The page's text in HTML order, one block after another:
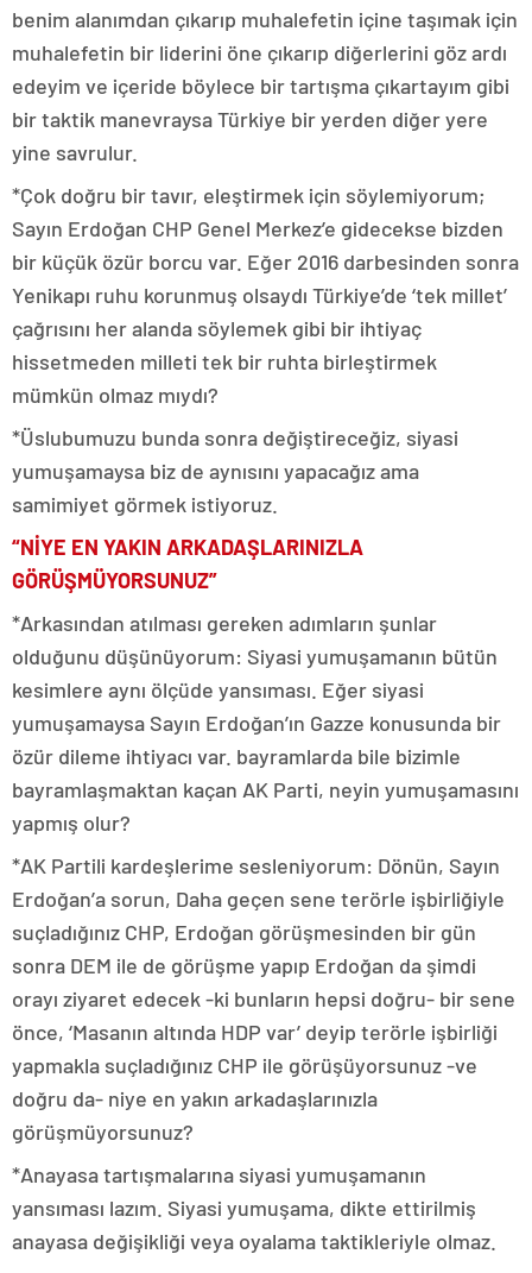
benim alanımdan çıkarıp muhalefetin içine taşımak için
muhalefetin bir liderini öne çıkarıp diğerlerini göz ardı
edeyim ve içeride böylece bir tartışma çıkartayım gibi
bir taktik manevraysa Türkiye bir yerden diğer yere
yine savrulur.
*Çok doğru bir tavır, eleştirmek için söylemiyorum;
Sayın Erdoğan CHP Genel Merkez’e gidecekse bizden
bir küçük özür borcu var. Eğer 2016 darbesinden sonra
Yenikapı ruhu korunmuş olsaydı Türkiye’de ‘tek millet’
çağrısını her alanda söylemek gibi bir ihtiyaç
hissetmeden milleti tek bir ruhta birleştirmek
mümkün olmaz mıydı?
*Üslubumuzu bunda sonra değiştireceğiz, siyasi
yumuşamaysa biz de aynısını yapacağız ama
samimiyet görmek istiyoruz.
“NİYE EN YAKIN ARKADAŞLARINIZLA
GÖRÜŞMÜYORSUNUZ”
*Arkasından atılması gereken adımların şunlar
olduğunu düşünüyorum: Siyasi yumuşamanın bütün
kesimlere aynı ölçüde yansıması. Eğer siyasi
yumuşamaysa Sayın Erdoğan’ın Gazze konusunda bir
özür dileme ihtiyacı var. bayramlarda bile bizimle
bayramlaşmaktan kaçan AK Parti, neyin yumuşamasını
yapmış olur?
*AK Partili kardeşlerime sesleniyorum: Dönün, Sayın
Erdoğan’a sorun, Daha geçen sene terörle işbirliğiyle
suçladığınız CHP, Erdoğan görüşmesinden bir gün
sonra DEM ile de görüşme yapıp Erdoğan da şimdi
orayı ziyaret edecek -ki bunların hepsi doğru- bir sene
önce, ‘Masanın altında HDP var’ deyip terörle işbirliği
yapmakla suçladığınız CHP ile görüşüyorsunuz -ve
doğru da- niye en yakın arkadaşlarınızla
görüşmüyorsunuz?
*Anayasa tartışmalarına siyasi yumuşamanın
yansıması lazım. Siyasi yumuşama, dikte ettirilmiş
anayasa değişikliği veya oyalama taktikleriyle olmaz.